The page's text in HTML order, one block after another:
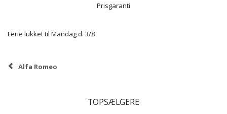
Prisgaranti
Ferie lukket til Mandag d. 3/8
Alfa Romeo
TOPSÆLGERE